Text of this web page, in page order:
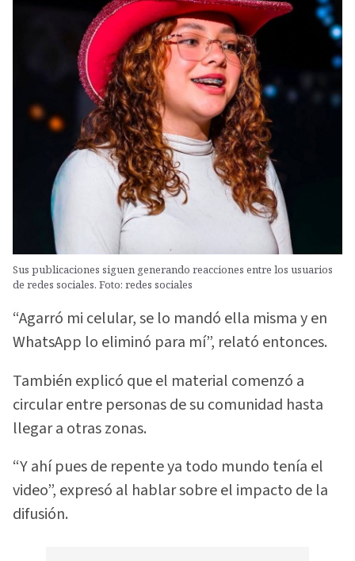
Sus publicaciones siguen generando reacciones entre los usuarios
de redes sociales. Foto: redes sociales
“Agarró mi celular, se lo mandó ella misma y en
WhatsApp lo eliminó para mí”, relató entonces.
También explicó que el material comenzó a
circular entre personas de su comunidad hasta
llegar a otras zonas.
“Y ahí pues de repente ya todo mundo tenía el
video”, expresó al hablar sobre el impacto de la
difusión.